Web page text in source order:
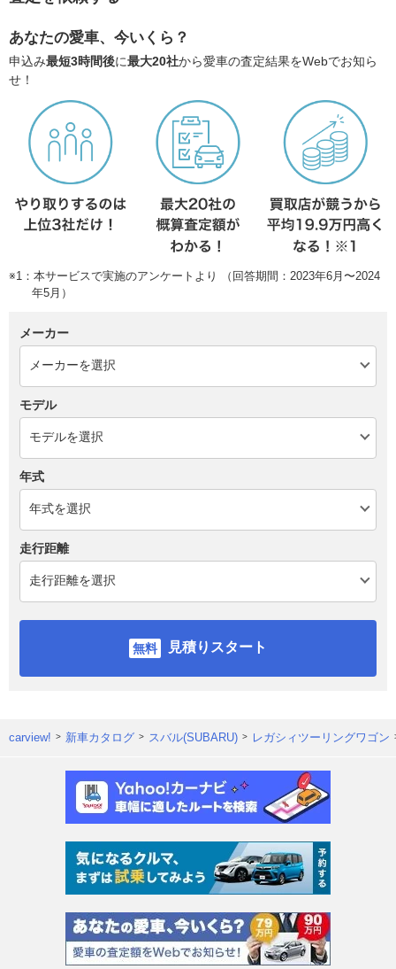
あなたの愛車、今いくら？
申込み最短3時間後に最大20社から愛車の査定結果をWebでお知ら
せ！
※1：本サービスで実施のアンケートより （回答期間：2023年6月〜2024
年5月）
メーカー
モデル
年式
走行距離
見積りスタート
carview! 新車カタログ スバル(SUBARU) レガシィツーリングワゴン